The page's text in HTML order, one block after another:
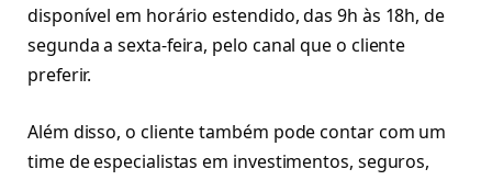
disponível em horário estendido, das 9h às 18h, de
segunda a sexta-feira, pelo canal que o cliente
preferir.
Além disso, o cliente também pode contar com um
time de especialistas em investimentos, seguros,